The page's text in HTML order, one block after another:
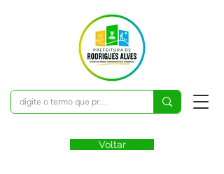
Voltar